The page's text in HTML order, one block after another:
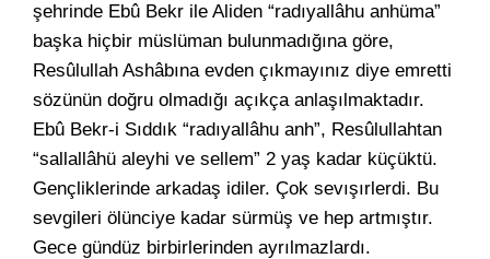
şehrinde Ebû Bekr ile Aliden “radıyallâhu anhüma”
başka hiçbir müslüman bulunmadığına göre,
Resûlullah Ashâbına evden çıkmayınız diye emretti
sözünün doğru olmadığı açıkça anlaşılmaktadır.
Ebû Bekr-i Sıddık “radıyallâhu anh”, Resûlullahtan
“sallallâhü aleyhi ve sellem” 2 yaş kadar küçüktü.
Gençliklerinde arkadaş idiler. Çok sevışırlerdi. Bu
sevgileri ölünciye kadar sürmüş ve hep artmıştır.
Gece gündüz birbirlerinden ayrılmazlardı.